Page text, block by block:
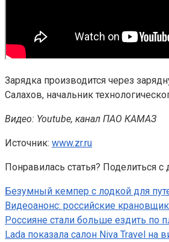
Зарядка производится через
Салахов, начальник
Видео: Youtube, канал ПАО КАМАЗ
Источник: www.zr.ru
Понравилась статья? Поделиться с
Безумный кемпер с лодкой для
Видеоанонс: российские
Россияне стали больше ездить по
Lada показала салон Niva Travel на